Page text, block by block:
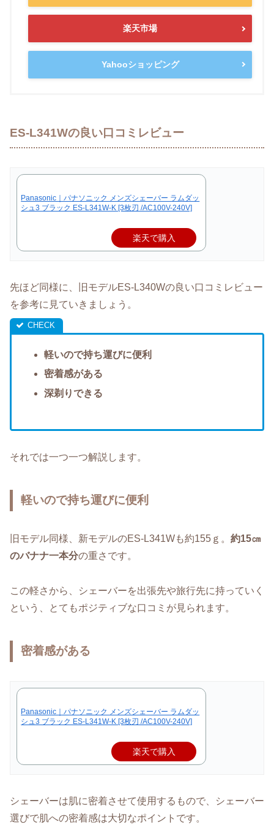
楽天市場
Yahooショッピング
ES-L341Wの良い口コミレビュー
Panasonic｜パナソニック メンズシェーバー ラムダッ
シュ3 ブラック ES-L341W-K [3枚刃 /AC100V-240V]
楽天で購入
先ほど同様に、旧モデルES-L340Wの良い口コミレビュー
を参考に見ていきましょう。
軽いので持ち運びに便利
密着感がある
深剃りできる
それでは一つ一つ解説します。
軽いので持ち運びに便利
旧モデル同様、新モデルのES-L341Wも約155ｇ。 約15㎝
のバナナ一本分の重さです。
この軽さから、シェーバーを出張先や旅行先に持っていく
という、とてもポジティブな口コミが見られます。
密着感がある
Panasonic｜パナソニック メンズシェーバー ラムダッ
シュ3 ブラック ES-L341W-K [3枚刃 /AC100V-240V]
楽天で購入
シェーバーは肌に密着させて使用するもので、シェーバー
選びで肌への密着感は大切なポイントです。